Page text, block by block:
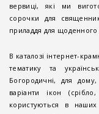
вервиці, які ми
сорочки для
приладдя для щоденного
В каталозі інтернет-
тематику та
Богородичні, для
варіанти ікон
користуються в